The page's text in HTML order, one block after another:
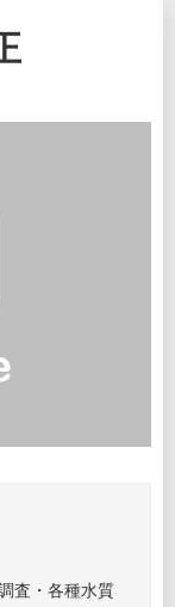
査・各種水質